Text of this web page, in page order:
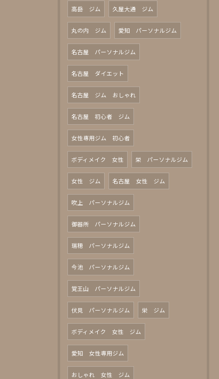
高岳 ジム 久屋大通 ジム
丸の内 ジム 愛知 パーソナルジム
名古屋 パーソナルジム
名古屋 ダイエット
名古屋 ジム おしゃれ
名古屋 初心者 ジム
女性専用ジム 初心者
ボディメイク 女性 栄 パーソナルジム
女性 ジム 名古屋 女性 ジム
吹上 パーソナルジム
御器所 パーソナルジム
瑞穂 パーソナルジム
今池 パーソナルジム
覚王山 パーソナルジム
伏見 パーソナルジム 栄 ジム
ボディメイク 女性 ジム
愛知 女性専用ジム
おしゃれ 女性 ジム